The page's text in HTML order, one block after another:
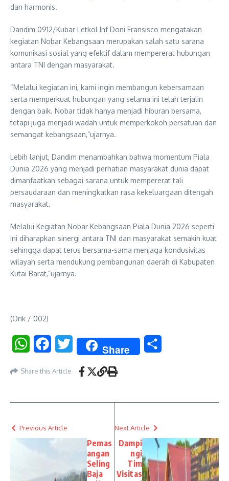
dan harmonis.
Dandim 0912/Kubar Letkol Inf Doni Fransisco mengatakan
kegiatan Nobar Kebangsaan merupakan salah satu sarana
komunikasi sosial yang efektif dalam mempererat hubungan
antara TNI dengan masyarakat.
“Melalui kegiatan ini, kami ingin membangun kebersamaan
serta memperkuat hubungan yang selama ini telah terjalin
dengan baik. Nobar tidak hanya menjadi hiburan bersama,
tetapi juga menjadi wadah untuk memperkokoh persatuan dan
semangat kebangsaan,”ujarnya.
Lebih lanjut, Dandim menambahkan bahwa momentum Piala
Dunia 2026 yang menjadi perhatian masyarakat dunia dapat
dimanfaatkan sebagai sarana untuk mempererat tali
persaudaraan dan meningkatkan rasa kekeluargaan ditengah
masyarakat.
Melalui Kegiatan Nobar Kebangsaan Piala Dunia 2026 seperti
ini diharapkan sinergi antara TNI dan masyarakat semakin kuat
sehingga dapat terus bersama-sama menjaga kondusivitas
wilayah serta mendukung pembangunan daerah di Kabupaten
Kutai Barat,”ujarnya.
(Orik / 002)
WhatsAppFacebookTwitter Share
Share this Article
Previous Article
Pemas
angan
Seling
Baja
Next Article
Dampi
ngi
Tim
Visitas